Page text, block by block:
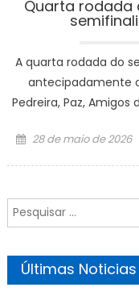
Quarta rodada
A quarta rodada do
antecipadamente
Pedreira, Paz, Amigos
Posted
28 de maio de 2026
Pesquisar
por:
Últimas Noticias